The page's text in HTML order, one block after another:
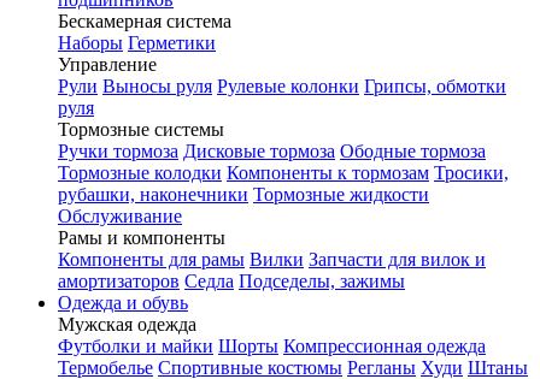
Бескамерная система
Наборы Герметики
Управление
Рули Выносы руля Рулевые колонки Грипсы, обмотки
руля
Тормозные системы
Ручки тормоза Дисковые тормоза Ободные тормоза
Тормозные колодки Компоненты к тормозам Тросики,
рубашки, наконечники Тормозные жидкости
Обслуживание
Рамы и компоненты
Компоненты для рамы Вилки Запчасти для вилок и
амортизаторов Седла Подседелы, зажимы
Одежда и обувь
Мужская одежда
Футболки и майки Шорты Компрессионная одежда
Термобелье Спортивные костюмы Регланы Худи Штаны